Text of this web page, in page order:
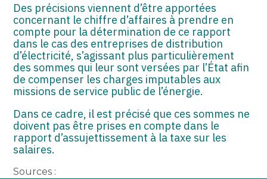
Des précisions viennent d’être apportées
concernant le chiffre d’affaires à prendre en
compte pour la détermination de ce rapport
dans le cas des entreprises de distribution
d’électricité, s’agissant plus particulièrement
des sommes qui leur sont versées par l’État afin
de compenser les charges imputables aux
missions de service public de l’énergie.
Dans ce cadre, il est précisé que ces sommes ne
doivent pas être prises en compte dans le
rapport d’assujettissement à la taxe sur les
salaires.
Sources :